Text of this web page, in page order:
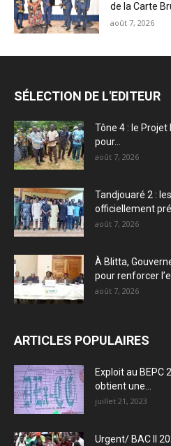
de la Carte
août 7, 2026
SÉLECTION DE L'EDITEUR
Tône 4 : le Projet
pour...
août 7, 2026
Tandjouaré 2 :
officiellement
août 7, 2026
À Blitta,
pour renforcer
août 7, 2026
ARTICLES POPULAIRES
Exploit au BEPC
obtient une...
juillet 21, 2023
Urgent/ BAC II